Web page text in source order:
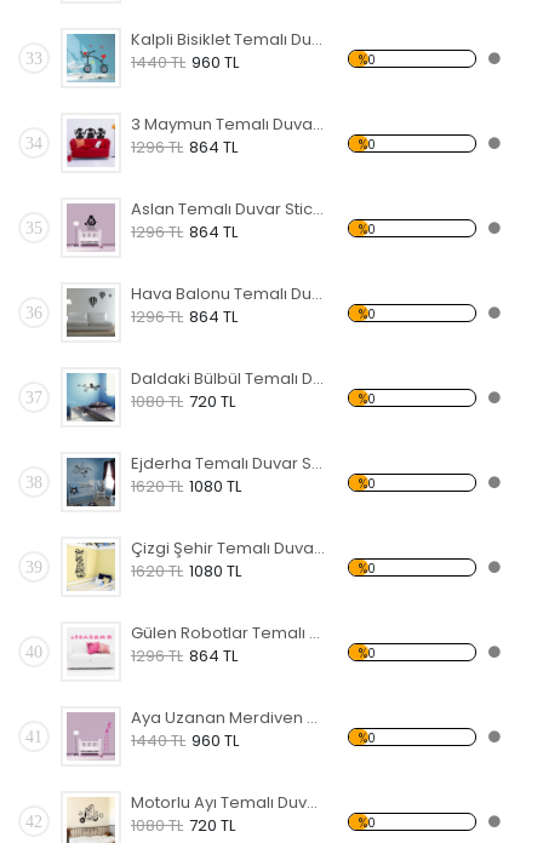
33
Kalpli Bisiklet Temalı Duvar Sticker
1440 TL 960 TL %0
34
3 Maymun Temalı Duvar Sticker
1296 TL 864 TL %0
35
Aslan Temalı Duvar Sticker
1296 TL 864 TL %0
36
Hava Balonu Temalı Duvar Sticker
1296 TL 864 TL %0
37
Daldaki Bülbül Temalı Duvar Sticker
1080 TL 720 TL %0
38
Ejderha Temalı Duvar Sticker
1620 TL 1080 TL %0
39
Çizgi Şehir Temalı Duvar Sticker
1620 TL 1080 TL %0
40
Gülen Robotlar Temalı Duvar Sticker
1296 TL 864 TL %0
41
Aya Uzanan Merdiven Temalı Duvar Sticker
1440 TL 960 TL %0
42
Motorlu Ayı Temalı Duvar Sticker
1080 TL 720 TL %0